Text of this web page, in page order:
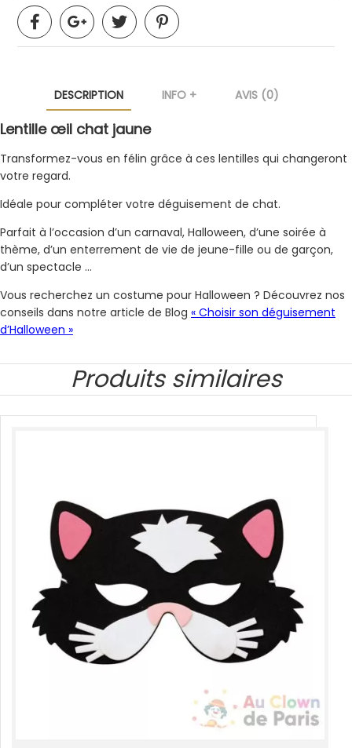
DESCRIPTION INFO + AVIS (0)
Lentille œil chat jaune
Transformez-vous en félin grâce à ces lentilles qui changeront
votre regard.
Idéale pour compléter votre déguisement de chat.
Parfait à l’occasion d’un carnaval, Halloween, d’une soirée à
thème, d’un enterrement de vie de jeune-fille ou de garçon,
d’un spectacle …
Vous recherchez un costume pour Halloween ? Découvrez nos
conseils dans notre article de Blog « Choisir son déguisement
d’Halloween »
Produits similaires